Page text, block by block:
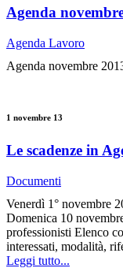
Agenda
Agenda Lavoro
Agenda novembre
1 novembre 13
Le scadenze in
Documenti
Venerdì 1° novembre
Domenica 10
professionisti Elenco
interessati, modalità,
Leggi tutto...